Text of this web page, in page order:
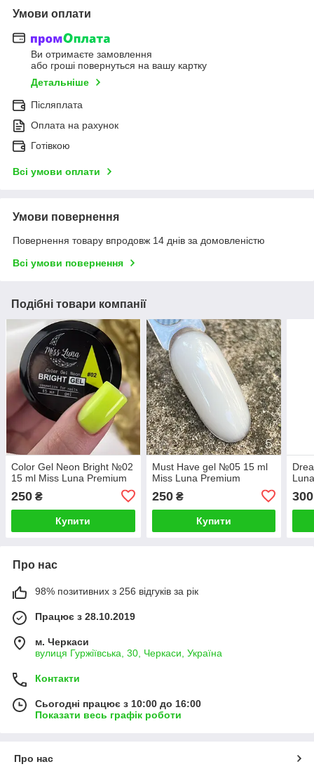
Умови оплати
Ви отримаєте замовлення
або гроші повернуться на вашу картку
Детальніше
Післяплата
Оплата на рахунок
Готівкою
Всі умови оплати
Умови повернення
Повернення товару впродовж 14 днів за домовленістю
Всі умови повернення
Подібні товари компанії
Color Gel Neon Bright №02
15 ml Miss Luna Premium
250 ₴
Купити
Must Have gel №05 15 ml
Miss Luna Premium
250₴
Купити
300
Про нас
98% позитивних з 256 відгуків за рік
Працює з 28.10.2019
м. Черкаси
вулиця Гуржіївська, 30, Черкаси, Україна
Контакти
Сьогодні працює з 10:00 до 16:00
Показати весь графік роботи
Про нас